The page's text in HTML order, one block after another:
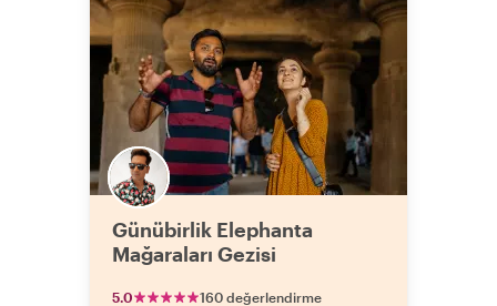
Günübirlik Elephanta
Mağaraları Gezisi
5.0 160 değerlendirme